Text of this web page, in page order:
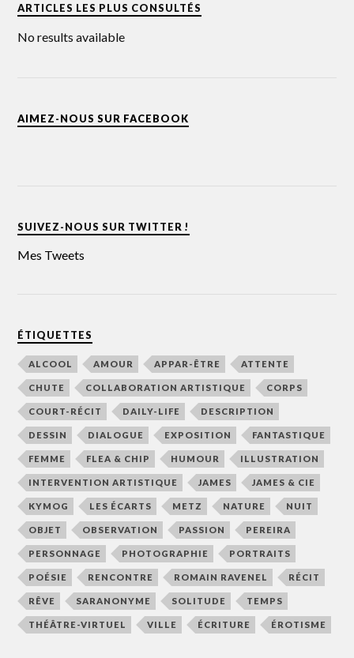
ARTICLES LES PLUS CONSULTÉS
No results available
AIMEZ-NOUS SUR FACEBOOK
SUIVEZ-NOUS SUR TWITTER !
Mes Tweets
ÉTIQUETTES
ALCOOL AMOUR APPAR-ÊTRE ATTENTE
CHUTE COLLABORATION ARTISTIQUE CORPS
COURT-RÉCIT DAILY-LIFE DESCRIPTION
DESSIN DIALOGUE EXPOSITION FANTASTIQUE
FEMME FLEA & CHIP HUMOUR ILLUSTRATION
INTERVENTION ARTISTIQUE JAMES JAMES & CIE
KYMOG LES ÉCARTS METZ NATURE NUIT
OBJET OBSERVATION PASSION PEREIRA
PERSONNAGE PHOTOGRAPHIE PORTRAITS
POÉSIE RENCONTRE ROMAIN RAVENEL RÉCIT
RÊVE SARANONYME SOLITUDE TEMPS
THÉÂTRE-VIRTUEL VILLE ÉCRITURE ÉROTISME